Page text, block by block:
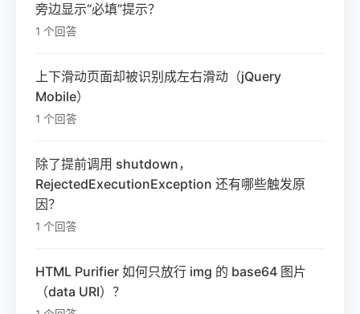
旁边显示“必填”提示？
1 个回答
上下滑动页面却被识别成左右滑动（jQuery
Mobile）
1 个回答
除了提前调用 shutdown，
RejectedExecutionException 还有哪些触发原
因？
1 个回答
HTML Purifier 如何只放行 img 的 base64 图片
（data URI）？